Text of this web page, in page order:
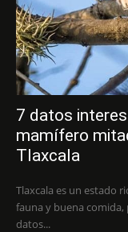
7 datos
mamífero
Tlaxcala
Tlaxcala es un estado
fauna y buena
datos...